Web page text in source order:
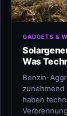
GADGETS &
Was
Benzin-
zunehmend
haben